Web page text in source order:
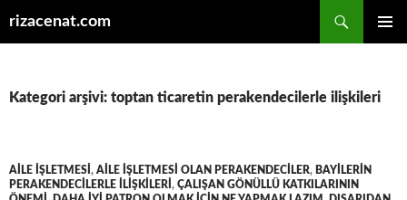
rizacenat.com
Kategori arşivi: toptan ticaretin perakendecilerle ilişkileri
AILE IŞLETMESI , AILE IŞLETMESI OLAN PERAKENDECILER, BAYILERIN
PERAKENDECILERLE ILIŞKILERI , ÇALIŞAN GÖNÜLLÜ KATKILARININ